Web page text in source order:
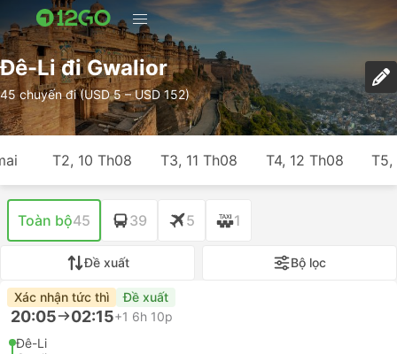
Đê-Li đi Gwalior
45 chuyến đi (USD 5 – USD 152)
T2, 10 Th08 T3, 11 Th08 T4, 12 Th08 T5,
Toàn bộ45 39 5 1
Đề xuất Bộ lọc
Xác nhận tức thì Đề xuất
20:05 02:15+1 6h 10p
Đê-Li